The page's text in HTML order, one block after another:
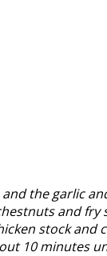
the garlic
and fry
stock and
10 minutes